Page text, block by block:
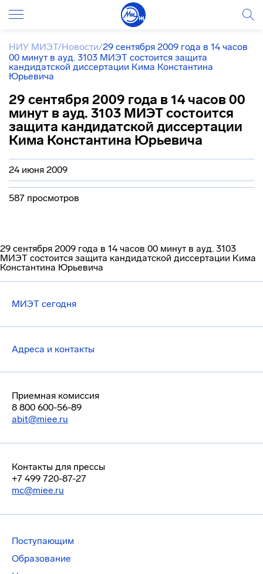
НИУ МИЭТ/Новости/29 сентября 2009 года в 14 часов
00 минут в ауд. 3103 МИЭТ состоится защита
кандидатской диссертации Кима Константина
Юрьевича
29 сентября 2009 года в 14 часов 00
минут в ауд. 3103 МИЭТ состоится
защита кандидатской диссертации
Кима Константина Юрьевича
24 июня 2009
587 просмотров
29 сентября 2009 года в 14 часов 00 минут в ауд. 3103
МИЭТ состоится защита кандидатской диссертации Кима
Константина Юрьевича
МИЭТ сегодня
Адреса и контакты
Приемная комиссия
8 800 600-56-89
abit@miee.ru
Контакты для прессы
+7 499 720-87-27
mc@miee.ru
Поступающим
Образование